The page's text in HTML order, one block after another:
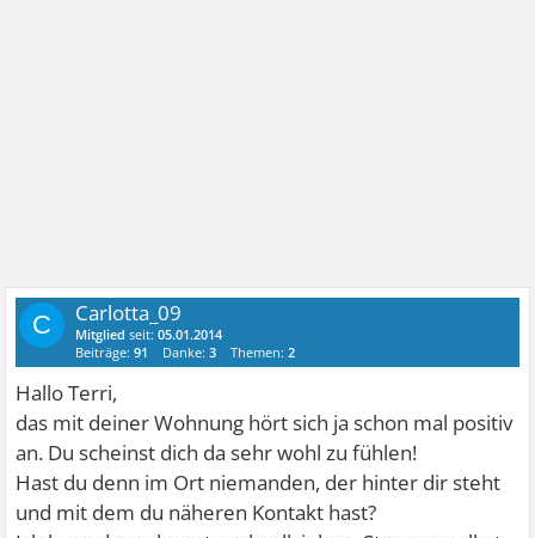
C Carlotta_09
Mitglied seit:05.01.2014
Beiträge:91 Danke:3 Themen:2
Hallo Terri,
das mit deiner Wohnung hört sich ja schon mal positiv
an. Du scheinst dich da sehr wohl zu fühlen!
Hast du denn im Ort niemanden, der hinter dir steht
und mit dem du näheren Kontakt hast?